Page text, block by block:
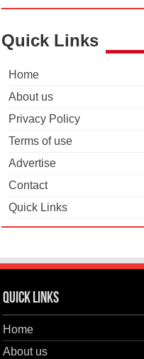
Quick Links
Home
About us
Privacy Policy
Terms of use
Advertise
Contact
Quick Links
Quick Links
Home
About us